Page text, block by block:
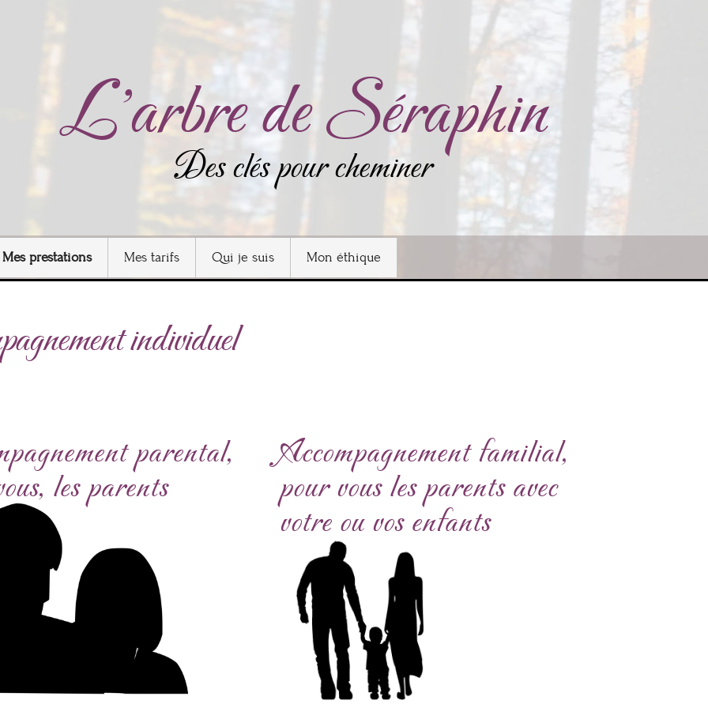
L'arbre de Séraphin
Des clés pour cheminer
Mes prestations Mes tarifs Qui je suis Mon éthique
individuel
parental,
les parents
Accompagnement familial,
pour vous les parents avec
votre ou vos enfants